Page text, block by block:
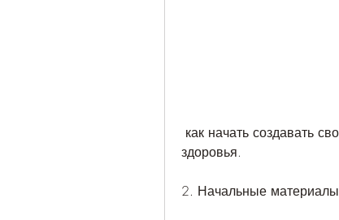
здоровья.
2. Начальные материалы